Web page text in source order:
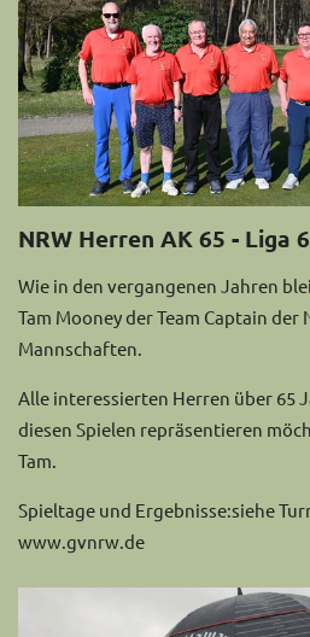
NRW Herren AK 65 - Liga
Wie in den vergangenen Jahren
Tam Mooney der Team Captain der
Mannschaften.
Alle interessierten Herren über 65
diesen Spielen repräsentieren
Tam.
Spieltage und Ergebnisse:siehe
www.gvnrw.de